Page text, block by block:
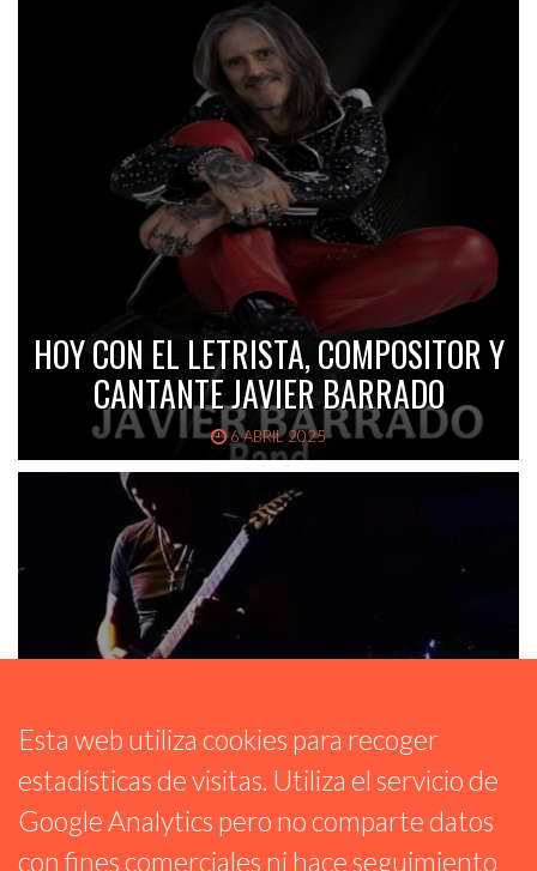
HOY CON EL LETRISTA, COMPOSITOR Y
CANTANTE JAVIER BARRADO
6 ABRIL 2025
HOY CON EL GUITARRISTA Y
COMPOSITOR ARGENTINO SEBAS
Esta web utiliza cookies para recoger
estadísticas de visitas. Utiliza el servicio de
Google Analytics pero no comparte datos
con fines comerciales ni hace seguimiento